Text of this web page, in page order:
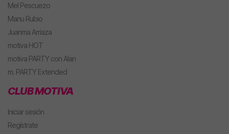
Mel Pescuezo
Manu Rubio
Juanma Arriaza
motiva HOT
motiva PARTY con Alan
m. PARTY Extended
CLUB MOTIVA
Iniciar sesión
Regístrate